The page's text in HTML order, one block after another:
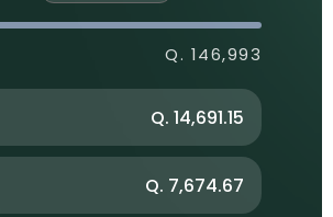
Q. 146,993
Q. 14,691.15
Q. 7,674.67